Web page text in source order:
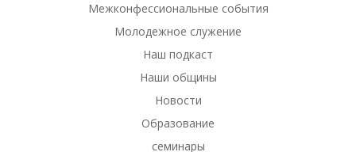
Межконфессиональные события
Молодежное служение
Наш подкаст
Наши общины
Новости
Образование
семинары